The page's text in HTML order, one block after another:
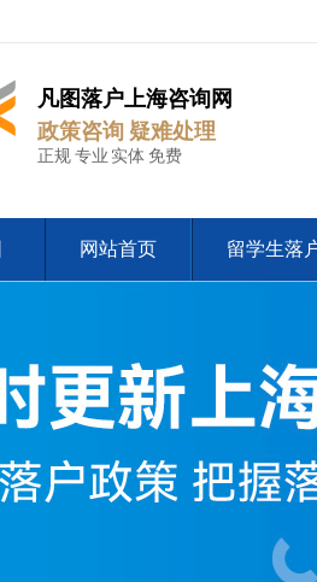
凡图落户上海咨询网
政策咨询 疑难处理
正规 专业 实体 免费
网站首页 留学生落